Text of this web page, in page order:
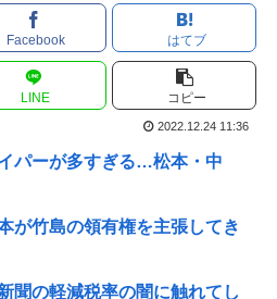
Facebook はてブ
LINE コピー
2022.12.24 11:36
パーが多すぎる…松本・中
が竹島の領有権を主張してき
の軽減税率の闇に触れてし